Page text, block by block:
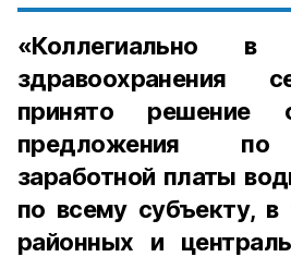
«Коллегиально в
здравоохранения
принято решение
предложения по
заработной платы
по всему субъекту,
районных и